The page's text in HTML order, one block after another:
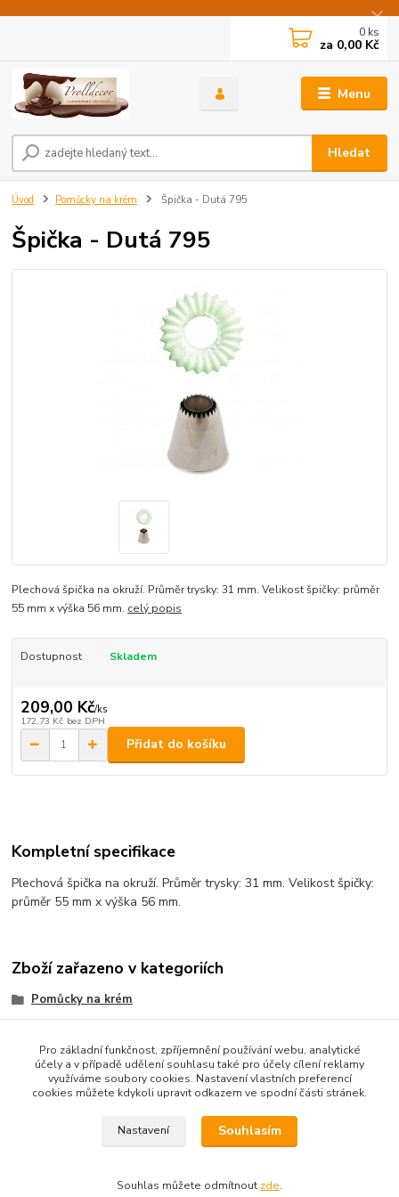
Menu
Hledat
0 ks
za 0,00 Kč
Úvod Pomůcky na krém Špička - Dutá 795
Špička - Dutá 795
Plechová špička na okruží. Průměr trysky: 31 mm. Velikost špičky: průměr
55 mm x výška 56 mm. celý popis
Dostupnost Skladem
209,00 Kč/ks
172,73 Kč bez DPH
Přidat do košíku
Kompletní specifikace
Plechová špička na okruží. Průměr trysky: 31 mm. Velikost špičky:
průměr 55 mm x výška 56 mm.
Zboží zařazeno v kategoriích
Pomůcky na krém
vystavit kupujícímu účtenku. Zároveň je povinen zaevidovat
přijatou tržbu u správce daně online; v případě technického
Pro základní funkčnost, zpříjemnění používání webu, analytické
účely a v případě udělení souhlasu také pro účely cílení reklamy
využíváme soubory cookies. Nastavení vlastních preferencí
cookies můžete kdykoli upravit odkazem ve spodní části stránek.
Nastavení Souhlasím
Souhlas můžete odmítnout zde.